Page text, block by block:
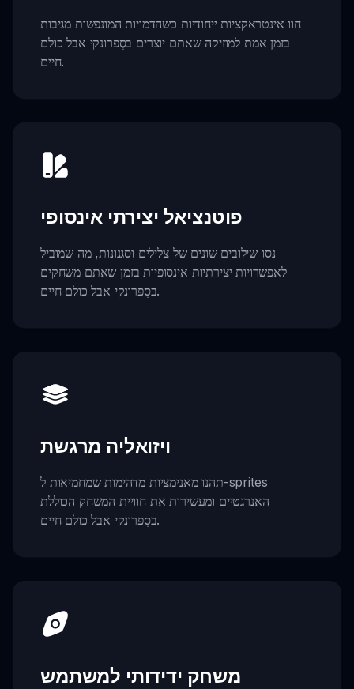
חוו אינטראקציות ייחודיות כשהדמויות המונפשות מגיבות
בזמן אמת למוזיקה שאתם יוצרים בסְפרונקי אבל כולם
חיים.
פוטנציאל יצירתי אינסופי
נסו שילובים שונים של צלילים וסגנונות, מה שמוביל
לאפשרויות יצירתיות אינסופיות בזמן שאתם משחקים
בסְפרונקי אבל כולם חיים.
ויזואליה מרגשת
תהנו מאנימציות מדהימות שמחמיאות ל-sprites
האנרגטיים ומעשירות את חוויית המשחק הכוללת
בסְפרונקי אבל כולם חיים.
משחק ידידותי למשתמש